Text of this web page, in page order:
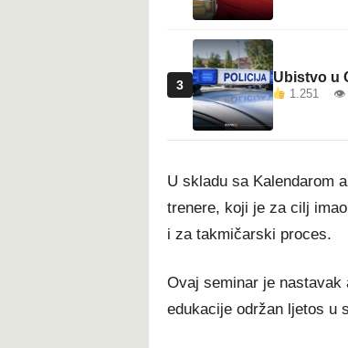
3 Ubistvo u
1.251 👁
U skladu sa Kalendarom
trenere, koji je za cilj
i za takmičarski proces.
Ovaj seminar je
edukacije održan ljetos u